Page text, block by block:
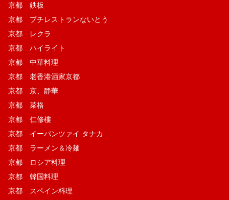
京都 鉄板
京都 プチレストランないとう
京都 レクラ
京都 ハイライト
京都 中華料理
京都 老香港酒家京都
京都 京、静華
京都 菜格
京都 仁修樓
京都 イーパンツァイ タナカ
京都 ラーメン＆冷麺
京都 ロシア料理
京都 韓国料理
京都 スペイン料理